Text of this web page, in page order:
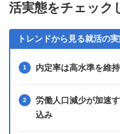
活実態をチェック
トレンドから見る就活の
内定率は高水準を維
労働人口減少が加速
込み